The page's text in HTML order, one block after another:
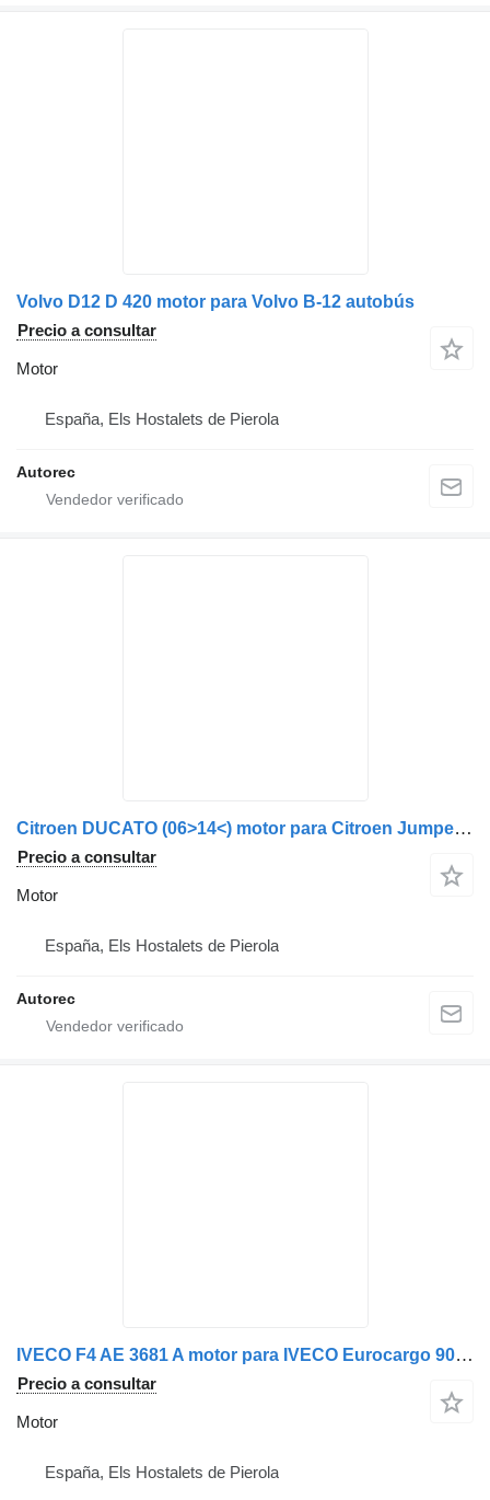
Volvo D12 D 420 motor para Volvo B-12 autobús
Precio a consultar
Motor
España, Els Hostalets de Pierola
Autorec
Citroen DUCATO (06>14<) motor para Citroen Jumper 2,2D Hdi furgoneta
Precio a consultar
Motor
España, Els Hostalets de Pierola
Autorec
IVECO F4 AE 3681 A motor para IVECO Eurocargo 90E22 camión
Precio a consultar
Motor
España, Els Hostalets de Pierola